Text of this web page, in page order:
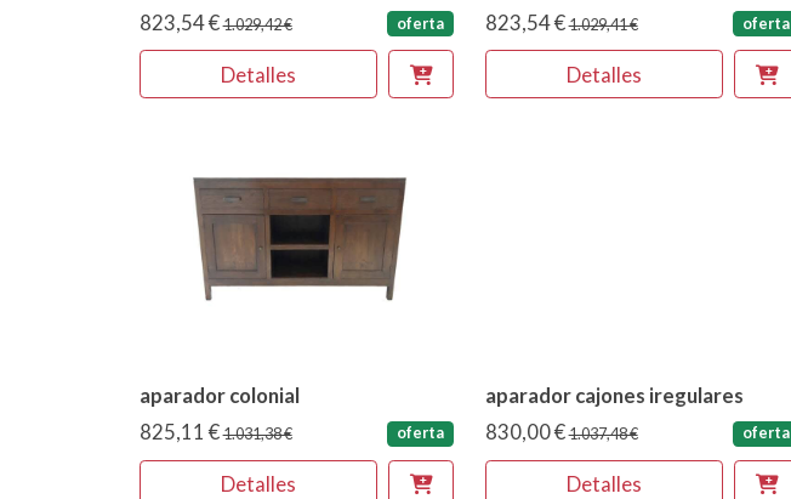
823,54 €1.029,42 € oferta
Detalles
823,54 €1.029,41 € oferta
Detalles
aparador colonial
825,11 €1.031,38 € oferta
Detalles
aparador cajones iregulares
830,00 €1.037,48 € oferta
Detalles